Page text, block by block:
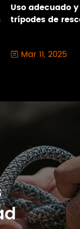
Uso adecuado
trípodes de
 Mar 11, 2025